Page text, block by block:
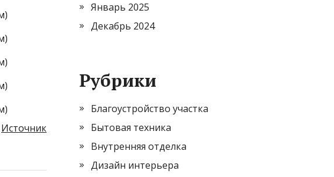
Источник
Январь 2025
Декабрь 2024
Рубрики
Благоустройство участка
Бытовая техника
Внутренняя отделка
Дизайн интерьера